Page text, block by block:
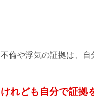
不倫や浮気の証拠は、自
けれども自分で証拠